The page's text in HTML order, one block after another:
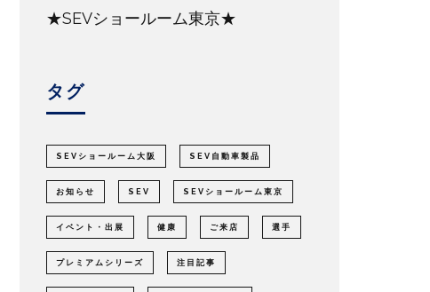
★SEVショールーム東京★
タグ
SEVショールーム大阪 SEV自動車製品
お知らせ SEV SEVショールーム東京
イベント・出展 健康 ご来店 選手
プレミアムシリーズ 注目記事